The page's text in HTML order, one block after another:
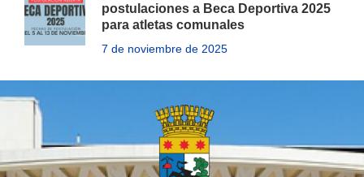
postulaciones a Beca Deportiva 2025
para atletas comunales
7 de noviembre de 2025